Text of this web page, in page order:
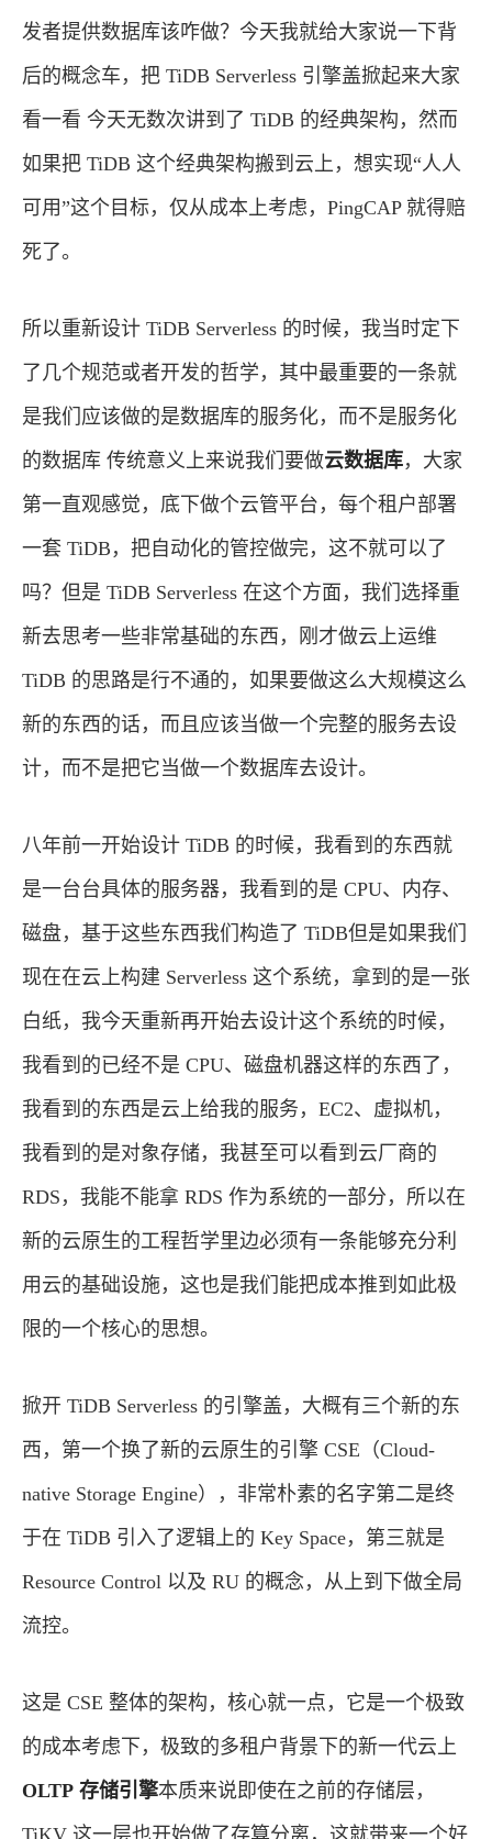
发者提供数据库该咋做？今天我就给大家说一下背
后的概念车，把 TiDB Serverless 引擎盖掀起来大家
看一看 今天无数次讲到了 TiDB 的经典架构，然而
如果把 TiDB 这个经典架构搬到云上，想实现“人人
可用”这个目标，仅从成本上考虑，PingCAP 就得赔
死了。
所以重新设计 TiDB Serverless 的时候，我当时定下
了几个规范或者开发的哲学，其中最重要的一条就
是我们应该做的是数据库的服务化，而不是服务化
的数据库 传统意义上来说我们要做云数据库，大家
第一直观感觉，底下做个云管平台，每个租户部署
一套 TiDB，把自动化的管控做完，这不就可以了
吗？但是 TiDB Serverless 在这个方面，我们选择重
新去思考一些非常基础的东西，刚才做云上运维
TiDB 的思路是行不通的，如果要做这么大规模这么
新的东西的话，而且应该当做一个完整的服务去设
计，而不是把它当做一个数据库去设计。
八年前一开始设计 TiDB 的时候，我看到的东西就
是一台台具体的服务器，我看到的是 CPU、内存、
磁盘，基于这些东西我们构造了 TiDB但是如果我们
现在在云上构建 Serverless 这个系统，拿到的是一张
白纸，我今天重新再开始去设计这个系统的时候，
我看到的已经不是 CPU、磁盘机器这样的东西了，
我看到的东西是云上给我的服务，EC2、虚拟机，
我看到的是对象存储，我甚至可以看到云厂商的
RDS，我能不能拿 RDS 作为系统的一部分，所以在
新的云原生的工程哲学里边必须有一条能够充分利
用云的基础设施，这也是我们能把成本推到如此极
限的一个核心的思想。
掀开 TiDB Serverless 的引擎盖，大概有三个新的东
西，第一个换了新的云原生的引擎 CSE（Cloud-
native Storage Engine），非常朴素的名字第二是终
于在 TiDB 引入了逻辑上的 Key Space，第三就是
Resource Control 以及 RU 的概念，从上到下做全局
流控。
这是 CSE 整体的架构，核心就一点，它是一个极致
的成本考虑下，极致的多租户背景下的新一代云上
OLTP 存储引擎本质来说即使在之前的存储层，
TiKV 这一层也开始做了存算分离，这就带来一个好